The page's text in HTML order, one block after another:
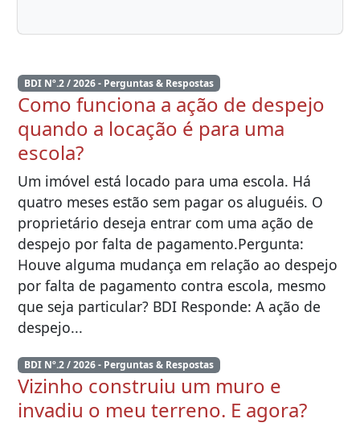
BDI Nº.2 / 2026 - Perguntas & Respostas
Como funciona a ação de despejo
quando a locação é para uma
escola?
Um imóvel está locado para uma escola. Há
quatro meses estão sem pagar os aluguéis. O
proprietário deseja entrar com uma ação de
despejo por falta de pagamento.Pergunta:
Houve alguma mudança em relação ao despejo
por falta de pagamento contra escola, mesmo
que seja particular? BDI Responde: A ação de
despejo...
BDI Nº.2 / 2026 - Perguntas & Respostas
Vizinho construiu um muro e
invadiu o meu terreno. E agora?